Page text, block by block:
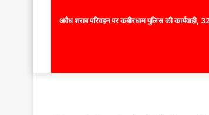
अवैध शराब परिवहन पर कबीरधाम पुलिस की कार्यवाही,